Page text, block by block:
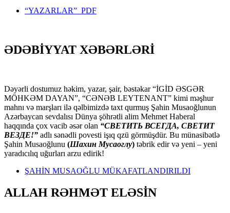
“YAZARLAR” PDF
ƏDƏBİYYAT XƏBƏRLƏRİ
Dəyərli dostumuz həkim, yazar, şair, bəstəkar “İGİD ƏSGƏR
MÖHKƏM DAYAN”, “CƏNƏB LEYTENANT” kimi məşhur
mahnı və marşları ilə qəlbimizdə taxt qurmuş Şahin Musaoğlunun
Azərbaycan sevdalısı Dünya şöhrətli alim Mehmet Haberal
haqqında çox vacib əsər olan “СВЕТИТЬ ВСЕГДА, СВЕТИТ
ВЕЗДЕ!” adlı sənədli povesti işıq qzü görmüşdür. Bu münasibətlə
Şahin Musaoğlunu (Шахин Мусаоглу) təbrik edir və yeni – yeni
yaradıcılıq uğurları arzu edirik!
ŞAHİN MUSAOĞLU MÜKAFATLANDIRILDI
ALLAH RƏHMƏT ELƏSİN